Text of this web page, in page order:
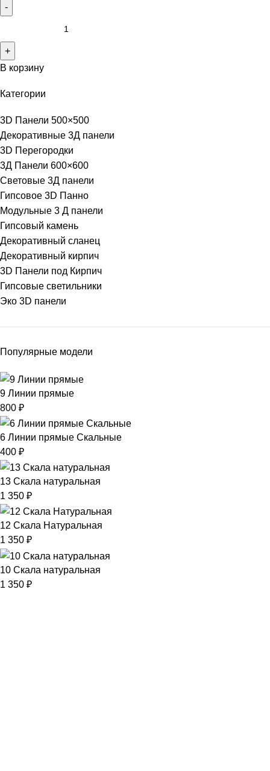
Категории
3D Панели 500×500
Декоративные 3Д панели
3D Перегородки
3Д Панели 600×600
Световые 3Д панели
Гипсовое 3D Панно
Модульные 3 Д панели
Гипсовый камень
Декоративный сланец
Декоративный кирпич
3D Панели под Кирпич
Гипсовые светильники
Эко 3D панели
Популярные модели
9 Линии прямые
800 ₽
6 Линии прямые Скальные
400 ₽
13 Скала натуральная
1 350 ₽
12 Скала Натуральная
1 350 ₽
10 Скала натуральная
1 350 ₽
В корзину